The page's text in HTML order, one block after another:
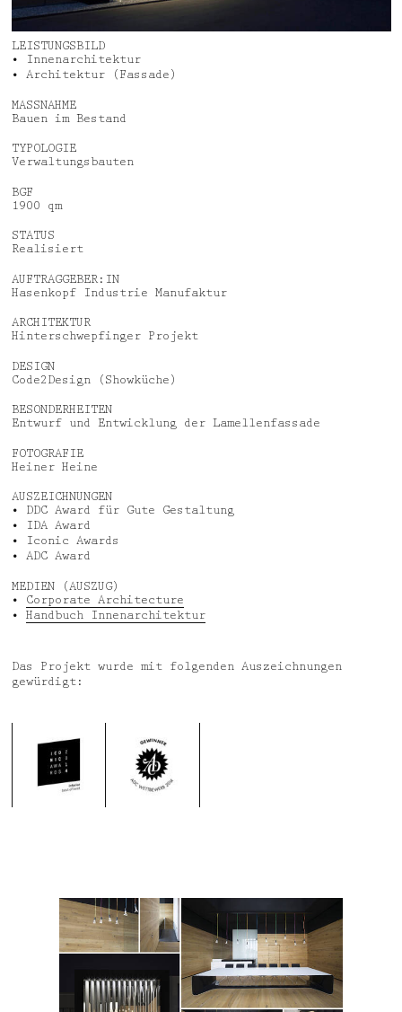
Aktuelles
Medien, Vorträge & Dialog
LEISTUNGSBILD
• Innenarchitektur
• Architektur (Fassade)
MASSNAHME
Bauen im Bestand
TYPOLOGIE
Verwaltungsbauten
BGF
1900 qm
STATUS
Realisiert
AUFTRAGGEBER:IN
Hasenkopf Industrie Manufaktur
ARCHITEKTUR
Hinterschwepfinger Projekt
DESIGN
Code2Design (Showküche)
BESONDERHEITEN
Entwurf und Entwicklung der Lamellenfassade
FOTOGRAFIE
Heiner Heine
AUSZEICHNUNGEN
• DDC Award für Gute Gestaltung
• IDA Award
• Iconic Awards
• ADC Award
MEDIEN (AUSZUG)
• Corporate Architecture
• Handbuch Innenarchitektur
Das Projekt wurde mit folgenden Auszeichnungen
gewürdigt: